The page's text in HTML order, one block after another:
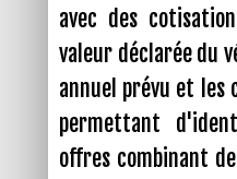
avec des
valeur déclarée du
annuel prévu et les
permettant
offres combinant